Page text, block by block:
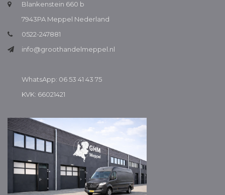
Blankenstein 660 b
7943PA Meppel Nederland
0522-247881
info@groothandelmeppel.nl
WhatsApp: 06 53 41 43 75
KVK: 66021421